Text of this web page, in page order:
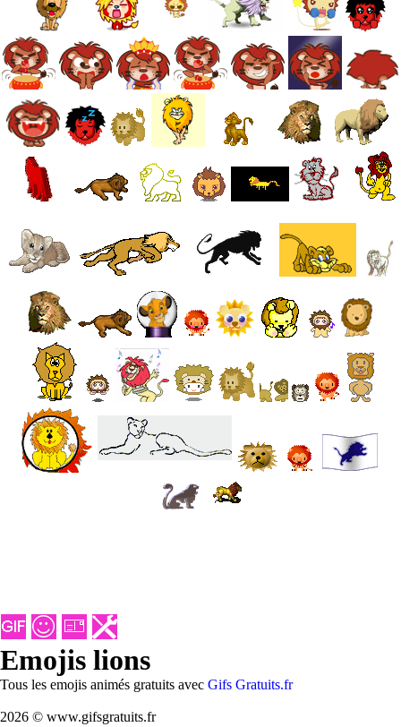
Emojis lions
Tous les emojis animés gratuits avec Gifs Gratuits.fr
2026 © www.gifsgratuits.fr